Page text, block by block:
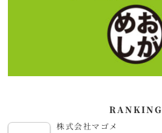
RANKING
株式会社マゴメ